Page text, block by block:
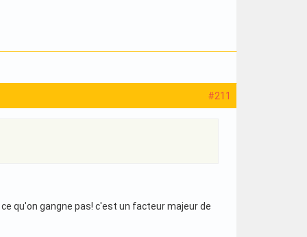
#211
qu'on gangne pas! c'est un facteur majeur de